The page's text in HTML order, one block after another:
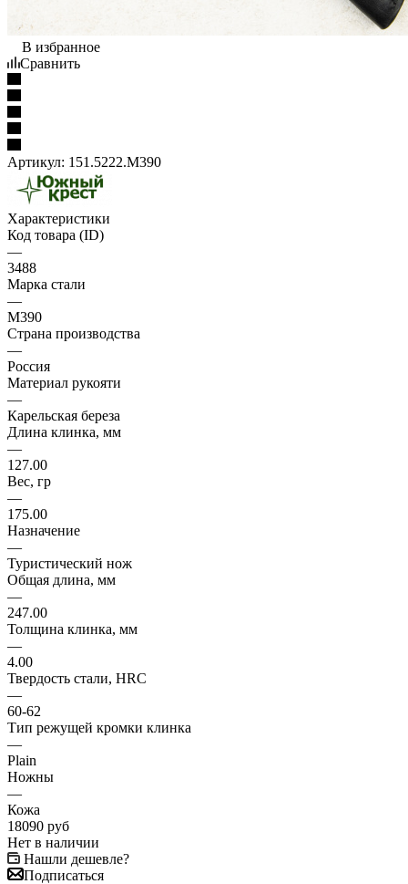
В избранное
Сравнить
Артикул: 151.5222.M390
Характеристики
Код товара (ID)
—
3488
Марка стали
—
M390
Страна производства
—
Россия
Материал рукояти
—
Карельская береза
Длина клинка, мм
—
127.00
Вес, гр
—
175.00
Назначение
—
Туристический нож
Общая длина, мм
—
247.00
Толщина клинка, мм
—
4.00
Твердость стали, HRC
—
60-62
Тип режущей кромки клинка
—
Plain
Ножны
—
Кожа
18090 руб
Нет в наличии
Нашли дешевле?
Подписаться